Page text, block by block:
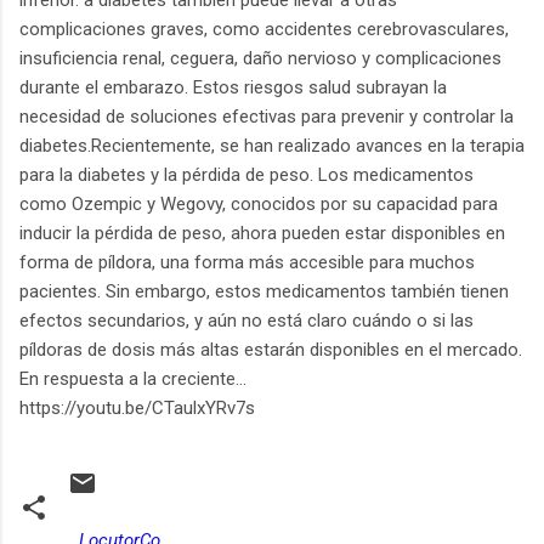
complicaciones graves, como accidentes cerebrovasculares,
insuficiencia renal, ceguera, daño nervioso y complicaciones
durante el embarazo. Estos riesgos salud subrayan la
necesidad de soluciones efectivas para prevenir y controlar la
diabetes.Recientemente, se han realizado avances en la terapia
para la diabetes y la pérdida de peso. Los medicamentos
como Ozempic y Wegovy, conocidos por su capacidad para
inducir la pérdida de peso, ahora pueden estar disponibles en
forma de píldora, una forma más accesible para muchos
pacientes. Sin embargo, estos medicamentos también tienen
efectos secundarios, y aún no está claro cuándo o si las
píldoras de dosis más altas estarán disponibles en el mercado.
En respuesta a la creciente...
https://youtu.be/CTaulxYRv7s